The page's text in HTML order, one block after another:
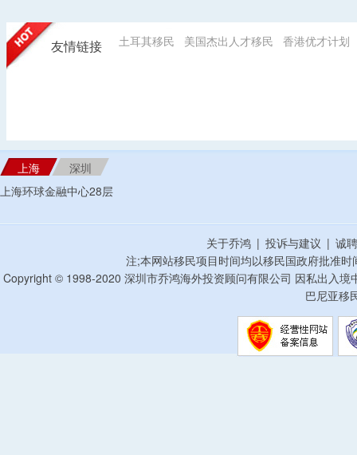
友情链接 土耳其移民 美国杰出人才移民 香港优才计划
上海
深圳
上海环球金融中心28层
关于乔鸿 | 投诉与建议 | 诚
注;本网站移民项目时间均以移民国政府批准
Copyright © 1998-2020 深圳市乔鸿海外投资顾问有限公司 因私出入
巴尼亚移